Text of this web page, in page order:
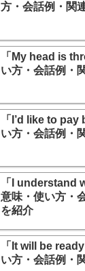
方・会話例・関
「My head is
い方・会話例・
「I’d like to
い方・会話例・
「I understand
意味・使い方・
を紹介
「It will be
い方・会話例・